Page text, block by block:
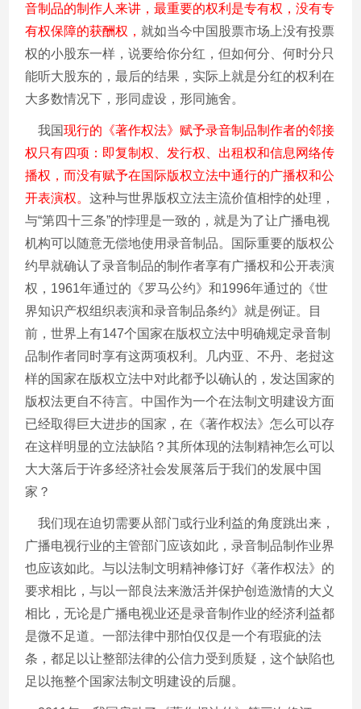
音制品的制作人来讲，最重要的权利是专有权，没有专
有权保障的获酬权， 就如当今中国股票市场上没有投票
权的小股东一样，说要给你分红，但如何分、何时分只
能听大股东的，最后的结果，实际上就是分红的权利在
大多数情况下，形同虚设，形同施舍。
我国现行的《著作权法》赋予录音制品制作者的邻接
权只有四项：即复制权、发行权、出租权和信息网络传
播权，而没有赋予在国际版权立法中通行的广播权和公
开表演权。 这种与世界版权立法主流价值相悖的处理，
与“第四十三条”的悖理是一致的，就是为了让广播电视
机构可以随意无偿地使用录音制品。国际重要的版权公
约早就确认了录音制品的制作者享有广播权和公开表演
权， 1961年通过的《罗马公约》和1996年通过的《世
界知识产权组织表演和录音制品条约》就是例证。目
前，世界上有147个国家在版权立法中明确规定录音制
品制作者同时享有这两项权利。几内亚、不丹、老挝这
样的国家在版权立法中对此都予以确认的，发达国家的
版权法更自不待言。中国作为一个在法制文明建设方面
已经取得巨大进步的国家，在《著作权法》怎么可以存
在这样明显的立法缺陷？其所体现的法制精神怎么可以
大大落后于许多经济社会发展落后于我们的发展中国
家？
我们现在迫切需要从部门或行业利益的角度跳出来，
广播电视行业的主管部门应该如此，录音制品制作业界
也应该如此。与以法制文明精神修订好《著作权法》的
要求相比，与以一部良法来激活并保护创造激情的大义
相比，无论是广播电视业还是录音制作业的经济利益都
是微不足道。一部法律中那怕仅仅是一个有瑕疵的法
条，都足以让整部法律的公信力受到质疑，这个缺陷也
足以拖整个国家法制文明建设的后腿。